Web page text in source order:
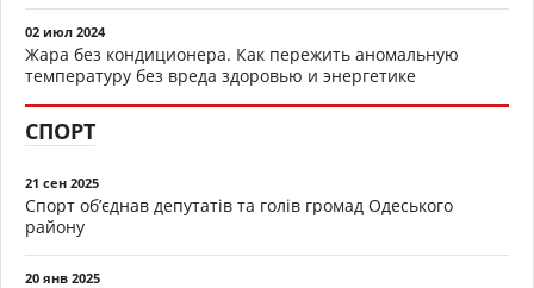
02 июл 2024
Жара без кондиционера. Как пережить аномальную
температуру без вреда здоровью и энергетике
СПОРТ
21 сен 2025
Спорт об’єднав депутатів та голів громад Одеського
району
20 янв 2025